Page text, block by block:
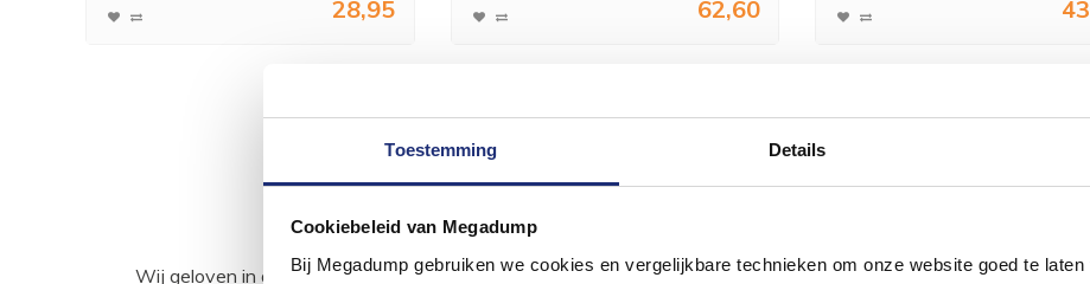
Toestemming Details
Cookiebeleid van Megadump
Bij Megadump gebruiken we cookies en vergelijkbare technieken om onze website goed te
28,95 62,60
Wij geloven in de kracht van delen. Deel jouw badkamer op Instagram met #mijndroombadkamer en tag